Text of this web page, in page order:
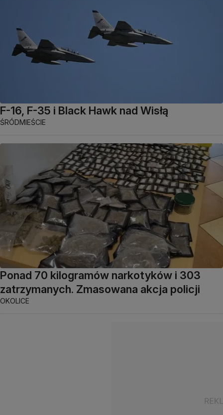
F-16, F-35 i Black Hawk nad Wisłą
ŚRÓDMIEŚCIE
Ponad 70 kilogramów narkotyków i 303
zatrzymanych. Zmasowana akcja policji
OKOLICE